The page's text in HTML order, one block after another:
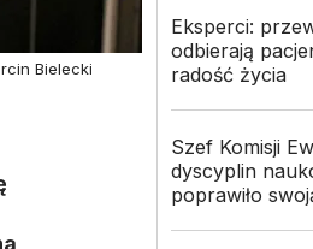
Bielecki
Eksperci:
odbierają
radość życia
Szef Komisji
dyscyplin
poprawiło